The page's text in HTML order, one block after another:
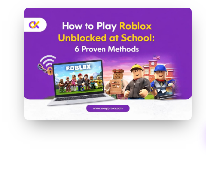
各
种
需
求
的
住
大
的
HTTP(S)/SOCKS5
于